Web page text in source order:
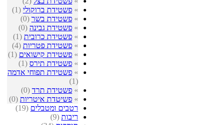
» פשטידת ברוקולי (1)
» פשטידת בשר (0)
» פשטידת גבינה (0)
» פשטידת כרובית (1)
» פשטידת פטריות (4)
» פשטידת קישואים (1)
» פשטידת תירס (1)
» פשטידת תפוחי אדמה
(1)
» פשטידת תרד (0)
» פשיטדת איטריות (0)
רטבים ומטבלים (19)
ריבות (9)